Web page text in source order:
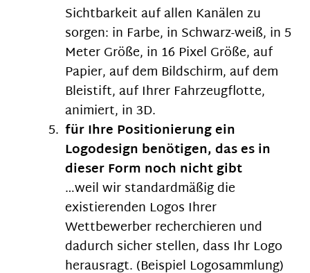
Sichtbarkeit auf allen Kanälen zu
sorgen: in Farbe, in Schwarz-weiß, in 5
Meter Größe, in 16 Pixel Größe, auf
Papier, auf dem Bildschirm, auf dem
Bleistift, auf Ihrer Fahrzeugflotte,
animiert, in 3D.
für Ihre Positionierung ein
Logodesign benötigen, das es in
dieser Form noch nicht gibt
…weil wir standardmäßig die
existierenden Logos Ihrer
Wettbewerber recherchieren und
dadurch sicher stellen, dass Ihr Logo
herausragt. (Beispiel Logosammlung)